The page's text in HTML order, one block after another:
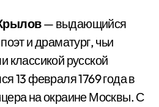
— выдающийся
и драматург, чьи
классикой русской
13 февраля 1769 года в
на окраине Москвы. С